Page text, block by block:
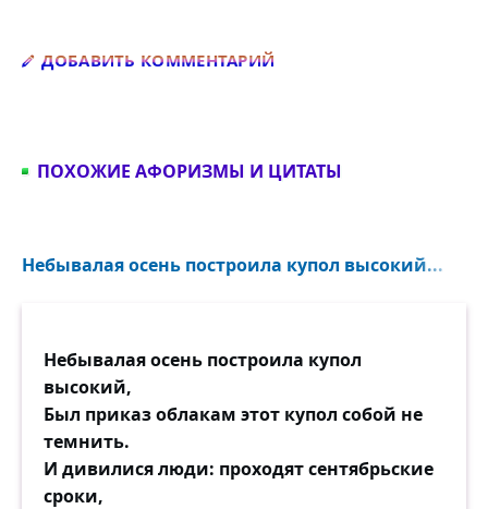
ДОБАВИТЬ КОММЕНТАРИЙ
ПОХОЖИЕ АФОРИЗМЫ И ЦИТАТЫ
Небывалая осень построила купол высокий...
Небывалая осень построила купол
высокий,
Был приказ облакам этот купол собой не
темнить.
И дивилися люди: проходят сентябрьские
сроки,